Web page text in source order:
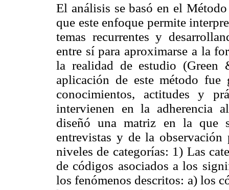
El análisis se basó en el
que este enfoque permite
temas recurrentes y
entre sí para aproximarse a la
la realidad de estudio
aplicación de este método fue
conocimientos, actitudes y
intervienen en la adherencia
diseñó una matriz en la que
entrevistas y de la observación
niveles de categorías: 1) Las
de códigos asociados a los
los fenómenos descritos: a) los